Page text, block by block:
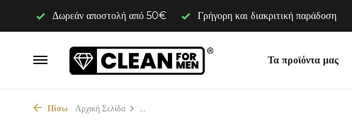
Δωρεάν αποστολή από 50€ Γρήγορη και διακριτική παράδοση
Τα προϊόντα μας
Πίσω Αρχική Σελίδα ...